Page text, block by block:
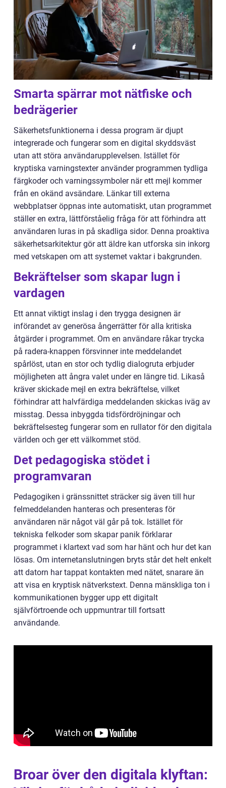
Smarta spärrar mot nätfiske och
bedrägerier
Säkerhetsfunktionerna i dessa program är djupt
integrerade och fungerar som en digital skyddsväst
utan att störa användarupplevelsen. Istället för
kryptiska varningstexter använder programmen tydliga
färgkoder och varningssymboler när ett mejl kommer
från en okänd avsändare. Länkar till externa
webbplatser öppnas inte automatiskt, utan programmet
ställer en extra, lättförståelig fråga för att förhindra att
användaren luras in på skadliga sidor. Denna proaktiva
säkerhetsarkitektur gör att äldre kan utforska sin inkorg
med vetskapen om att systemet vaktar i bakgrunden.
Bekräftelser som skapar lugn i
vardagen
Ett annat viktigt inslag i den trygga designen är
införandet av generösa ångerrätter för alla kritiska
åtgärder i programmet. Om en användare råkar trycka
på radera-knappen försvinner inte meddelandet
spårlöst, utan en stor och tydlig dialogruta erbjuder
möjligheten att ångra valet under en längre tid. Likaså
kräver skickade mejl en extra bekräftelse, vilket
förhindrar att halvfärdiga meddelanden skickas iväg av
misstag. Dessa inbyggda tidsfördröjningar och
bekräftelsesteg fungerar som en rullator för den digitala
världen och ger ett välkommet stöd.
Det pedagogiska stödet i
programvaran
Pedagogiken i gränssnittet sträcker sig även till hur
felmeddelanden hanteras och presenteras för
användaren när något väl går på tok. Istället för
tekniska felkoder som skapar panik förklarar
programmet i klartext vad som har hänt och hur det kan
lösas. Om internetanslutningen bryts står det helt enkelt
att datorn har tappat kontakten med nätet, snarare än
att visa en kryptisk nätverkstext. Denna mänskliga ton i
kommunikationen bygger upp ett digitalt
självförtroende och uppmuntrar till fortsatt
användande.
Broar över den digitala klyftan: